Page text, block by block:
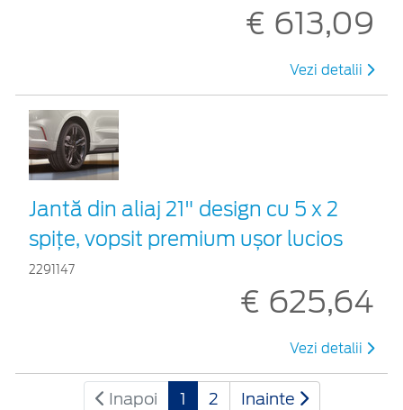
€ 613,09
Vezi detalii
Jantă din aliaj 21" design cu 5 x 2
spițe, vopsit premium ușor lucios
2291147
€ 625,64
Vezi detalii
Inapoi 1 2 Inainte